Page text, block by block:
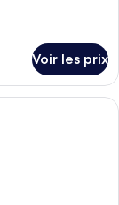
Voir les prix